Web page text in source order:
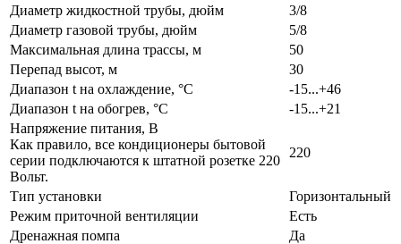
Диаметр жидкостной трубы, дюйм
3/8
Диаметр газовой трубы, дюйм
5/8
Максимальная длина трассы, м
50
Перепад высот, м
30
Диапазон t на охлаждение, °С
-15...+46
Диапазон t на обогрев, °С
-15...+21
Напряжение питания, В
Как правило, все кондиционеры бытовой
серии подключаются к штатной розетке 220
Вольт.
220
Тип установки
Горизонтальный
Режим приточной вентиляции
Есть
Дренажная помпа
Да